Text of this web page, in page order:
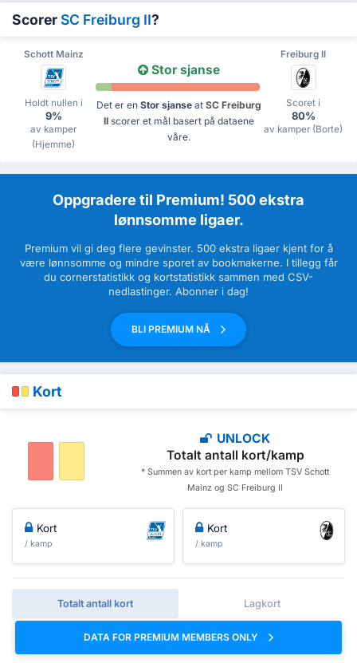
ScorerSC Freiburg II?
Schott Mainz Freiburg II
Holdt nullen i
9%
av kamper
(Hjemme)
Stor sjanse
Det er en Stor sjanseat SC Freiburg
IIscorer et mål basert på dataene
våre.
Scoret i
80%
av kamper (Borte)
Oppgradere til Premium! 500 ekstra
lønnsomme ligaer.
Premium vil gi deg flere gevinster. 500 ekstra ligaer kjent for å
være lønnsomme og mindre sporet av bookmakerne. I tillegg får
du cornerstatistikk og kortstatistikk sammen med CSV-
nedlastinger. Abonner i dag!
BLI PREMIUM NÅ
Kort
UNLOCK
Totalt antall kort/kamp
* Summen av kort per kamp mellom TSV Schott
Mainz og SC Freiburg II
Kort
/ kamp
Kort
/ kamp
Totalt antall kort Lagkort
DATA FOR PREMIUM MEMBERS ONLY